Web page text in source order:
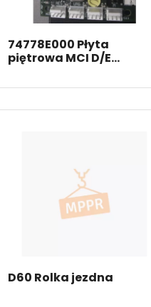
74778E000 Płyta
piętrowa MCI D/E
D60 Rolka jezdna